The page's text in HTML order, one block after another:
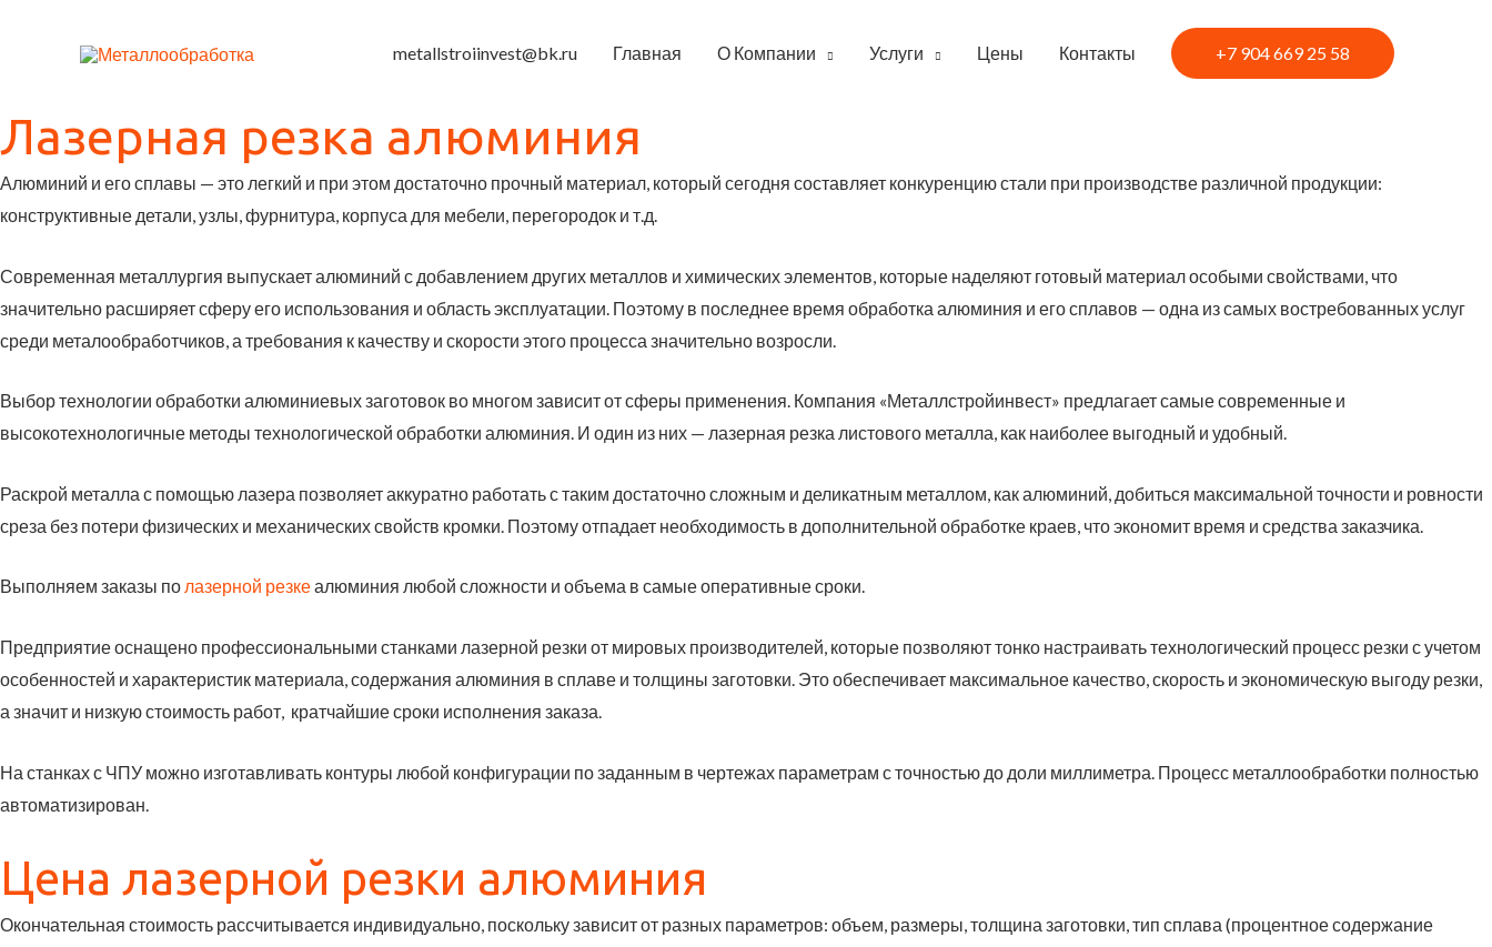
metallstroiinvest@bk.ru Главная О Компании Услуги Цены Контакты +7 904 669 25 58
Лазерная резка алюминия
Алюминий и его сплавы — это легкий и при этом достаточно прочный материал, который сегодня составляет конкуренцию стали при производстве различной продукции:
конструктивные детали, узлы, фурнитура, корпуса для мебели, перегородок и т.д.
Современная металлургия выпускает алюминий с добавлением других металлов и химических элементов, которые наделяют готовый материал особыми свойствами, что
значительно расширяет сферу его использования и область эксплуатации. Поэтому в последнее время обработка алюминия и его сплавов — одна из самых востребованных услуг
среди металообработчиков, а требования к качеству и скорости этого процесса значительно возросли.
Выбортехнологии обработки алюминиевых заготовок во многом зависит от сферы применения. Компания «Металлстройинвест» предлагает самые современные и
высокотехнологичные методы технологической обработки алюминия. И один из них — лазерная резка листового металла, как наиболее выгодный и удобный.
Раскрой металла с помощью лазера позволяет аккуратно работать с таким достаточно сложным и деликатным металлом, как алюминий, добиться максимальной точности и ровности
среза без потери физических и механических свойств кромки. Поэтому отпадает необходимость в дополнительной обработке краев, что экономит время и средства заказчика.
Выполняем заказы по лазерной резкеалюминия любой сложности и объема в самые оперативные сроки.
Предприятие оснащено профессиональными станками лазерной резки от мировых производителей, которые позволяют тонко настраивать технологический процесс резки с учетом
особенностей и характеристик материала, содержания алюминия в сплаве и толщины заготовки. Это обеспечивает максимальное качество, скорость и экономическую выгоду резки,
а значит и низкую стоимость работ, кратчайшие сроки исполнения заказа.
На станках с ЧПУ можно изготавливать контуры любой конфигурации по заданным в чертежах параметрам с точностью до доли миллиметра. Процесс металлообработки полностью
автоматизирован.
Цена лазерной резки алюминия
Окончательная стоимость рассчитывается индивидуально, поскольку зависит от разных параметров: объем, размеры, толщина заготовки, тип сплава (процентное содержание